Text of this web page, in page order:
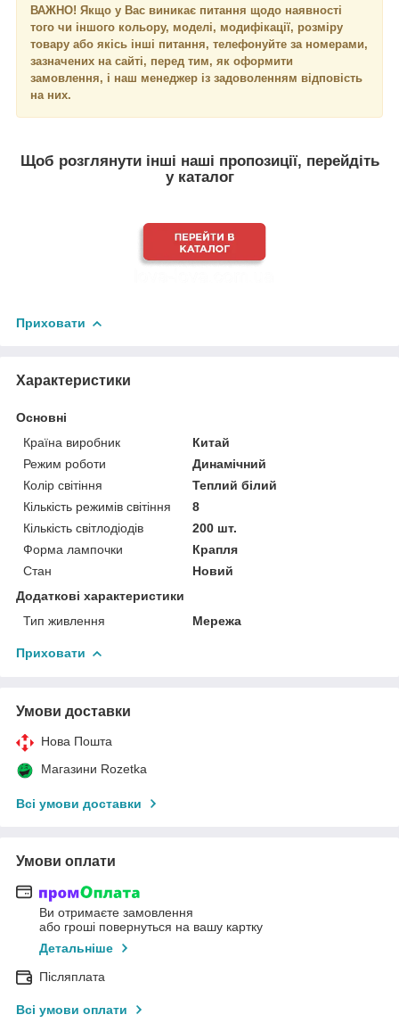
ВАЖНО! Якщо у Вас виникає питання щодо наявності
того чи іншого кольору, моделі, модифікації, розміру
товару або якісь інші питання, телефонуйте за номерами,
зазначених на сайті, перед тим, як оформити
замовлення, і наш менеджер із задоволенням відповість
на них.
Щоб розглянути інші наші пропозиції, перейдіть
у каталог
Приховати
Характеристики
Основні
Країна виробник
Китай
Режим роботи
Динамічний
Колір світіння
Теплий білий
Кількість режимів світіння
8
Кількість світлодіодів
200 шт.
Форма лампочки
Крапля
Стан
Новий
Додаткові характеристики
Тип живлення
Мережа
Приховати
Умови доставки
Нова Пошта
Магазини Rozetka
Всі умови доставки
Умови оплати
Ви отримаєте замовлення
або гроші повернуться на вашу картку
Детальніше
Післяплата
Всі умови оплати